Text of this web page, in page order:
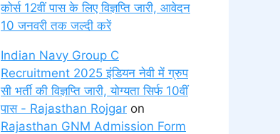
कोर्स 12वीं पास के लिए विज्ञप्ति जारी, आवेदन
10 जनवरी तक जल्दी करें
Indian Navy Group C
Recruitment 2025 इंडियन नेवी में ग्रुप
सी भर्ती की विज्ञप्ति जारी, योग्यता सिर्फ 10वीं
पास - Rajasthan Rojgar on
Rajasthan GNM Admission Form